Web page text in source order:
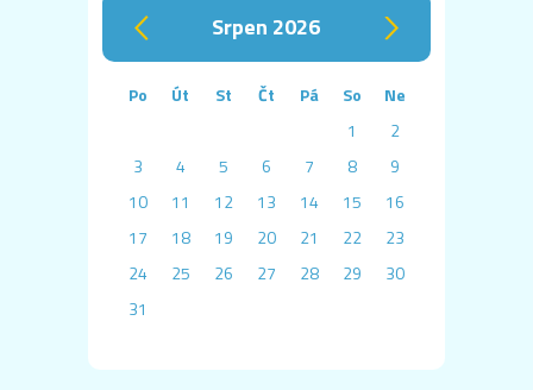
‹ srpen 2026 ›
Po Út St Čt Pá So
Ne
1
2
3
4 5 6 7 8
9
10
11 12 13 14 15
16
17
18 19 20 21 22
23
24
25 26 27 28 29
30
31